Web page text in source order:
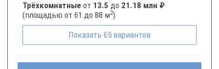
Трёхкомнатные от 13.5 до 21.18 млн ₽
(площадью от 61 до 88 м2)
Показать 65 вариантов